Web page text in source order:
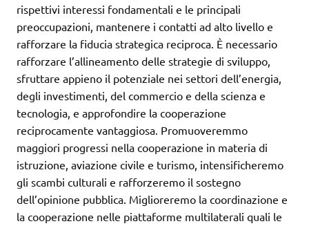
rispettivi interessi fondamentali e le principali
preoccupazioni, mantenere i contatti ad alto livello e
rafforzare la fiducia strategica reciproca. È necessario
rafforzare l’allineamento delle strategie di sviluppo,
sfruttare appieno il potenziale nei settori dell’energia,
degli investimenti, del commercio e della scienza e
tecnologia, e approfondire la cooperazione
reciprocamente vantaggiosa. Promuoveremmo
maggiori progressi nella cooperazione in materia di
istruzione, aviazione civile e turismo, intensificheremo
gli scambi culturali e rafforzeremo il sostegno
dell’opinione pubblica. Miglioreremo la coordinazione e
la cooperazione nelle piattaforme multilaterali quali le